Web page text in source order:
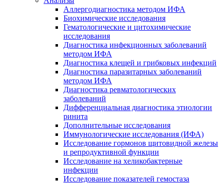
Аллергодиагностика методом ИФА
Биохимические исследования
Гематологические и цитохимические
исследования
Диагностика инфекционных заболеваний
методом ИФА
Диагностика клещей и грибковых инфекций
Диагностика паразитарных заболеваний
методом ИФА
Диагностика ревматологических
заболеваний
Дифференциальная диагностика этиологии
ринита
Дополнительные исследования
Иммунологические исследования (ИФА)
Исследование гормонов щитовидной железы
и репродуктивной функции
Исследование на хеликобактерные
инфекции
Исследование показателей гемостаза